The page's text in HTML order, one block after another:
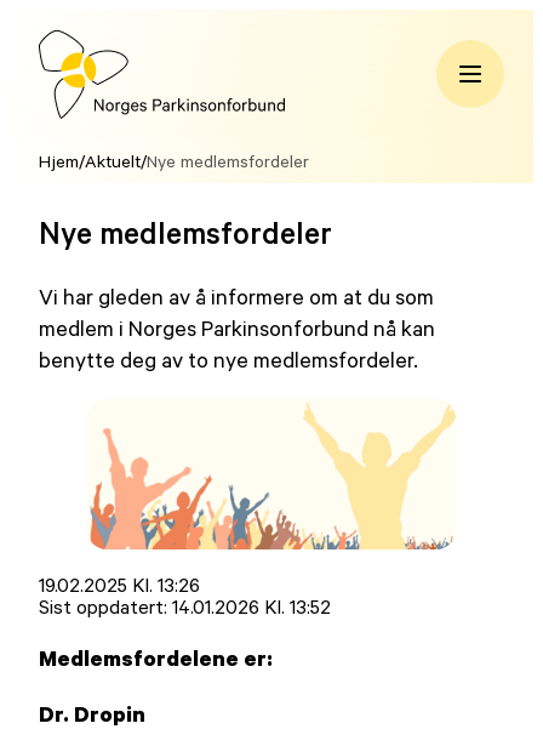
Hopp
innholdNorges
Hjem/Aktuelt/Nye medlemsfordeler
Nye medlemsfordeler
Vi har gleden av å informere om at du som
medlem i Norges Parkinsonforbund nå kan
benytte deg av to nye medlemsfordeler.
Lagt
ut
19.02.2025 Kl. 13:26
Sist oppdatert: 14.01.2026 Kl. 13:52
Medlemsfordelene er:
Dr. Dropin